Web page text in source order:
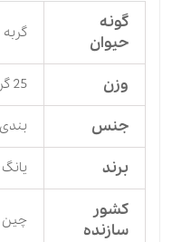
گونه
حیوان
گربه
وزن 25 گرم
جنس بندی
برند
کشور
سازنده
چین